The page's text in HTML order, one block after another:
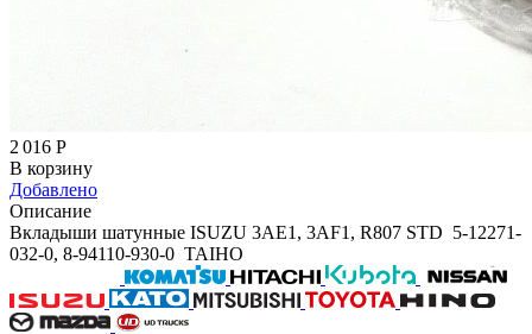
2 016 Р
В корзину
Добавлено
Описание
Вкладыши шатунные ISUZU 3AE1, 3AF1, R807 STD 5-12271-
032-0, 8-94110-930-0 TAIHO